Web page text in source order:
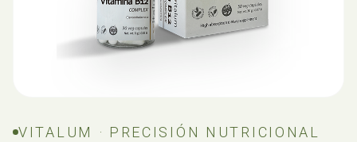
VITALUM · PRECISIÓN NUTRICIONAL